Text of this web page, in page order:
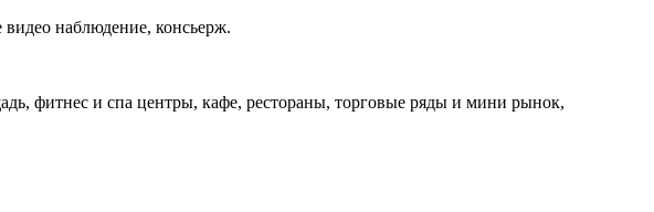
наблюдение, консьерж.
фитнес и спа центры, кафе, рестораны, торговые ряды и мини рынок,